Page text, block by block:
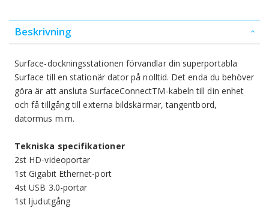
Beskrivning
Surface-dockningsstationen förvandlar din superportabla
Surface till en stationär dator på nolltid. Det enda du behöver
göra är att ansluta SurfaceConnectTM-kabeln till din enhet
och få tillgång till externa bildskärmar, tangentbord,
datormus m.m.
Tekniska specifikationer
2st HD-videoportar
1st Gigabit Ethernet-port
4st USB 3.0-portar
1st ljudutgång